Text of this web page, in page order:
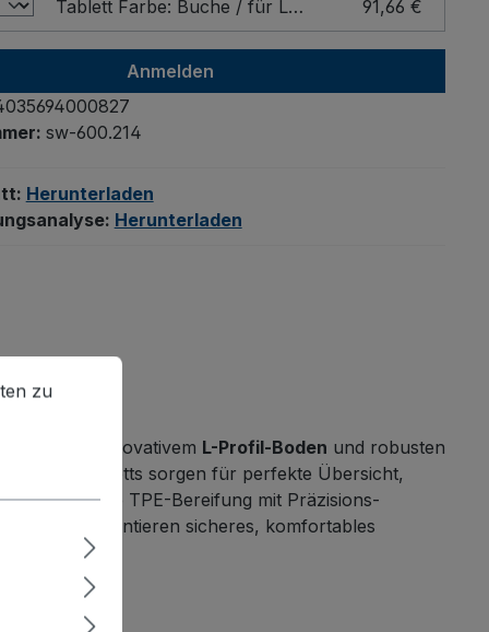
Tablett Farbe: Buche / für Ladefläche - Breite x Tiefe (mm): 1000 x 600
91,66 €
Anmelden
sw-600.214
Herunterladen
Herunterladen
mit innovativem L-Profil-Boden und robusten
Tabletts sorgen für perfekte Übersicht,
Spurlose TPE-Bereifung mit Präzisions-
garantieren sicheres, komfortables
zu können.
Mehr Informationen ...
zu